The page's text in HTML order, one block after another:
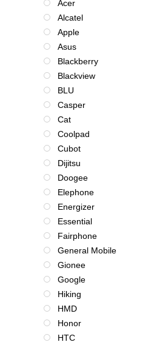
Acer
Alcatel
Apple
Asus
Blackberry
Blackview
BLU
Casper
Cat
Coolpad
Cubot
Dijitsu
Doogee
Elephone
Energizer
Essential
Fairphone
General Mobile
Gionee
Google
Hiking
HMD
Honor
HTC